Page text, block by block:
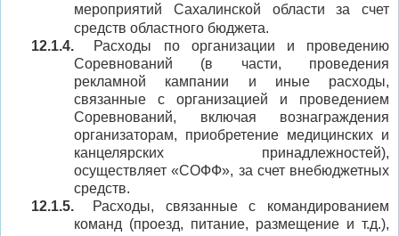
мероприятий Сахалинской области за счет
средств областного бюджета.
12.1.4.
Расходы по организации и проведению
Соревнований (в части, проведения
рекламной кампании и иные расходы,
связанные с организацией и проведением
Соревнований, включая вознаграждения
организаторам, приобретение медицинских и
канцелярских принадлежностей),
осуществляет «СОФФ», за счет внебюджетных
средств.
12.1.5.
Расходы, связанные с командированием
команд (проезд, питание, размещение и т.д.),